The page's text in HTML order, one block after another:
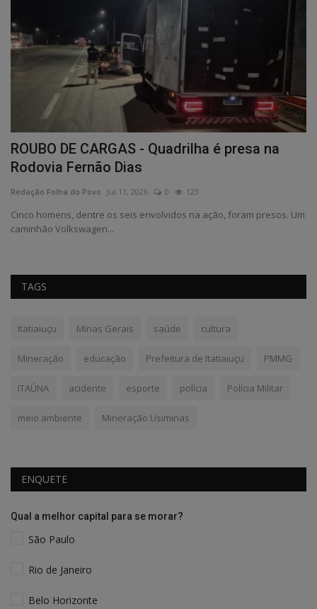
ROUBO DE CARGAS - Quadrilha é presa na
Rodovia Fernão Dias
Redação Folha do Povo Jul 11, 2026 0 123
Cinco homens, dentre os seis envolvidos na ação, foram presos. Um
caminhão Volkswagen...
TAGS
Itatiaiuçu Minas Gerais saúde cultura
Mineração educação Prefeitura de Itatiaiuçu PMMG
ITAÚNA acidente esporte polícia Polícia Militar
meio ambiente Mineração Usiminas
ENQUETE
Qual a melhor capital para se morar?
São Paulo
Rio de Janeiro
Belo Horizonte